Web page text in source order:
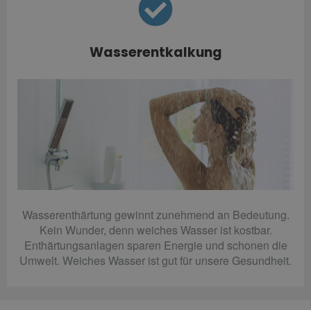
Wasserentkalkung
Wasserenthärtung gewinnt zunehmend an Bedeutung.
Kein Wunder, denn weiches Wasser ist kostbar.
Enthärtungsanlagen sparen Energie und schonen die
Umwelt. Weiches Wasser ist gut für unsere Gesundheit.